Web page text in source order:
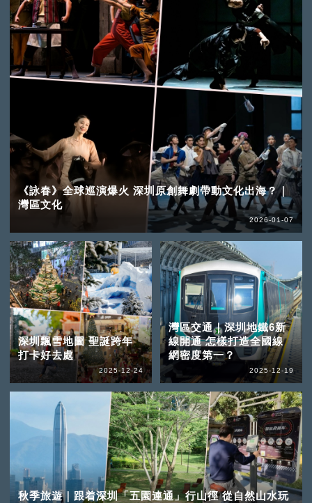
《詠春》全球巡演爆火 深圳原創舞劇帶動文化出海？｜
灣區文化
2026-01-07
深圳飄雪地圖 聖誕跨年
打卡好去處
2025-12-24
灣區交通｜深圳地鐵6新
線開通 怎樣打造全國線
網密度第一？
2025-12-19
秋季旅遊｜跟着深圳「五園連通」行山徑 從自然山水玩